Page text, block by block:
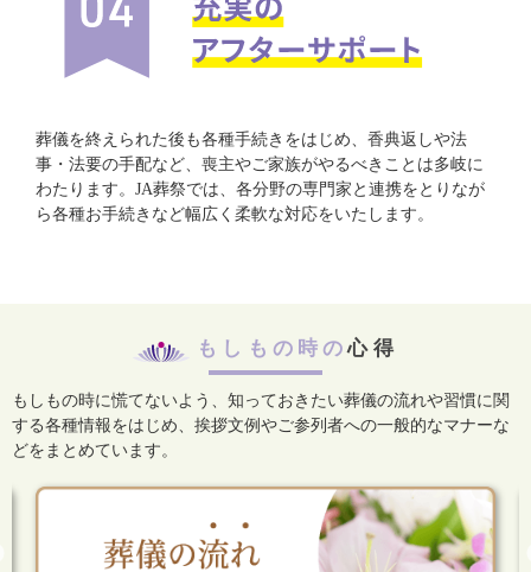
葬儀を終えられた後も各種手続きをはじめ、香典返しや法
事・法要の手配など、喪主やご家族がやるべきことは多岐に
わたります。JA葬祭では、各分野の専門家と連携をとりなが
ら各種お手続きなど幅広く柔軟な対応をいたします。
もしもの時の心得
もしもの時に慌てないよう、知っておきたい葬儀の流れや習慣に関
する各種情報をはじめ、 挨拶文例やご参列者への一般的なマナーな
どをまとめています。